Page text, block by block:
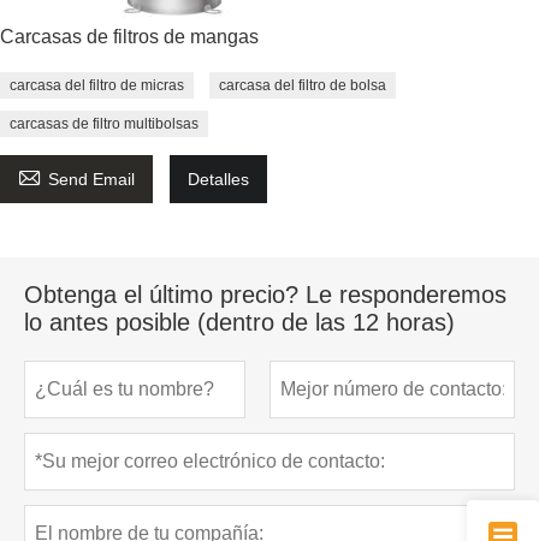
Carcasas de filtros de mangas
carcasa del filtro de micras carcasa del filtro de bolsa
carcasas de filtro multibolsas
 Send Email Detalles
Obtenga el último precio? Le responderemos
lo antes posible (dentro de las 12 horas)